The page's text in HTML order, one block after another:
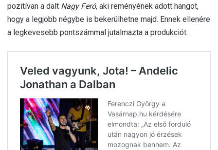
pozitívan a dalt Nagy Feró, aki reményének adott hangot,
hogy a legjobb négybe is bekerülhetne majd. Ennek ellenére
a legkevesebb pontszámmal jutalmazta a produkciót.